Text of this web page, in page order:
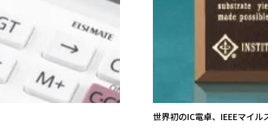
世界初のIC電卓、IEEEマイル